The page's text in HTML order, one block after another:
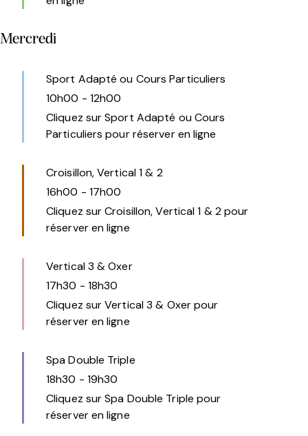
Mercredi
Sport Adapté ou Cours Particuliers
10h00 - 12h00
Cliquez sur Sport Adapté ou Cours
Particuliers pour réserver en ligne
Croisillon, Vertical 1 & 2
16h00 - 17h00
Cliquez sur Croisillon, Vertical 1 & 2 pour
réserver en ligne
Vertical 3 & Oxer
17h30 - 18h30
Cliquez sur Vertical 3 & Oxer pour
réserver en ligne
Spa Double Triple
18h30 - 19h30
Cliquez sur Spa Double Triple pour
réserver en ligne